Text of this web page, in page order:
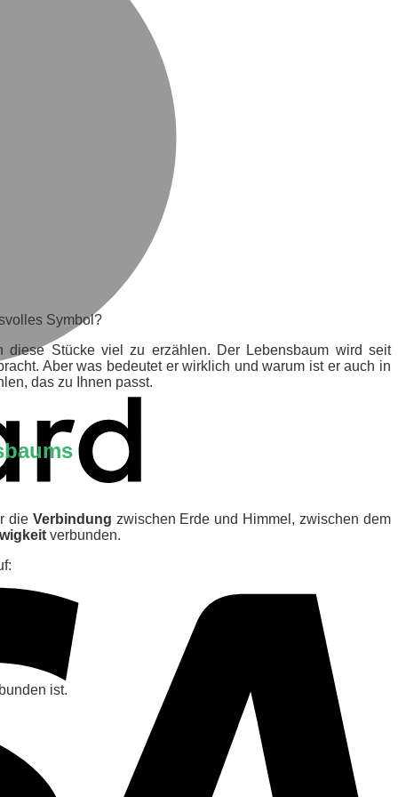
Symbol?
Stücke viel zu erzählen. Der Lebensbaum wird seit
Aber was bedeutet er wirklich und warum ist er auch in
das zu Ihnen passt.
die Verbindung zwischen Erde und Himmel, zwischen dem
verbunden.
ist.